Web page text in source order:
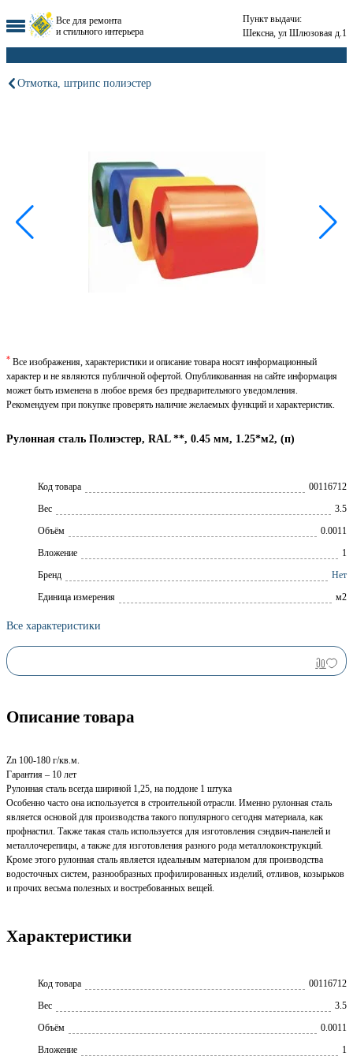
Все для ремонта
и стильного интерьера
Пункт выдачи:
Шексна, ул Шлюзовая д.1
Отмотка, штрипс полиэстер
Рулонная сталь Полиэстер, RAL **, 0.45 мм, 1.25*м2, (п)
Код товара
00116712
Вес
3.5
Объём
0.0011
Вложение
1
Брeнд
Нет
Единица измерения
м2
Все характеристики
* Все изображения, характеристики и описание товара носят информационный
характер и не являются публичной офертой. Опубликованная на сайте информация
может быть изменена в любое время без предварительного уведомления.
Рекомендуем при покупке проверять наличие желаемых функций и характеристик.
Описание товара
Zn 100-180 г/кв.м.
Гарантия – 10 лет
Рулонная сталь всегда шириной 1,25, на поддоне 1 штука
Особенно часто она используется в строительной отрасли. Именно рулонная сталь
является основой для производства такого популярного сегодня материала, как
профнастил. Также такая сталь используется для изготовления сэндвич-панелей и
металлочерепицы, а также для изготовления разного рода металлоконструкций.
Кроме этого рулонная сталь является идеальным материалом для производства
водосточных систем, разнообразных профилированных изделий, отливов, козырьков
и прочих весьма полезных и востребованных вещей.
Характеристики
Код товара
00116712
Вес
3.5
Объём
0.0011
Вложение
1